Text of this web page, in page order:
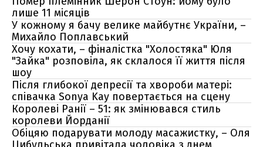
лише 11 місяців
У кожному я бачу велике майбутнє України, –
Михайло Поплавський
Хочу кохати, – фіналістка "Холостяка" Юля
"Зайка" розповіла, як склалося її життя після
шоу
Після глибокої депресії та хвороби матері:
співачка Sonya Kay повертається на сцену
Королеві Ранії – 51: як змінювався стиль
королеви Йорданії
Обіцяю подарувати молоду масажистку, – Оля